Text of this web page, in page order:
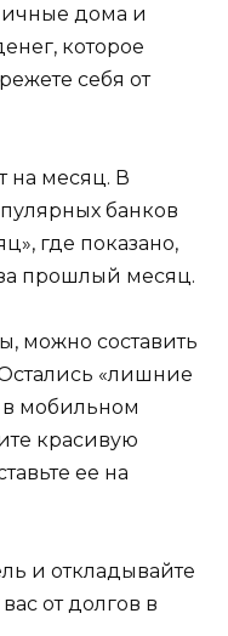
дома и
которое
себя от
на месяц. В
банков
где показано,
прошлый месяц.
можно составить
«лишние
в мобильном
красивую
ее на
и откладывайте
от долгов в